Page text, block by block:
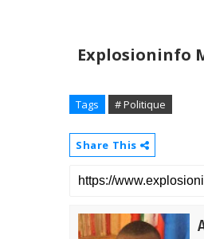
Explosioninfo
Tags # Politique
Share This